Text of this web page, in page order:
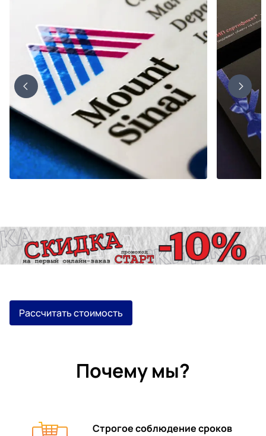
Рассчитать стоимость
Почему мы?
Строгое соблюдение сроков